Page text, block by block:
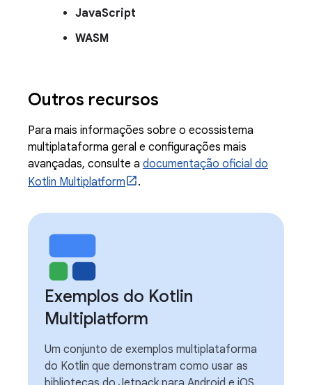
JavaScript
WASM
Outros recursos
Para mais informações sobre o ecossistema
multiplataforma geral e configurações mais
avançadas, consulte a documentação oficial do
Kotlin Multiplatform
.
Exemplos do Kotlin
Multiplatform
Um conjunto de exemplos multiplataforma
do Kotlin que demonstram como usar as